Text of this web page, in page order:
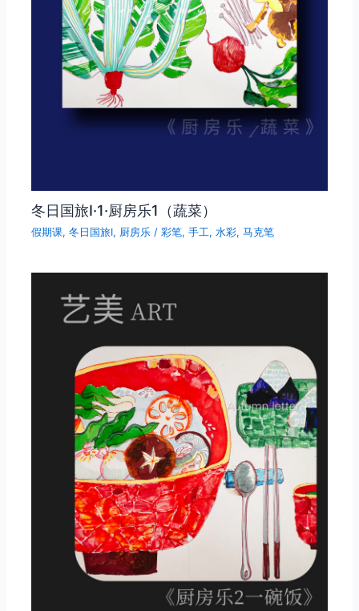
冬日国旅Ⅰ·1·厨房乐1（蔬菜）
假期课,冬日国旅Ⅰ, 厨房乐 /彩笔,手工,水彩,马克笔